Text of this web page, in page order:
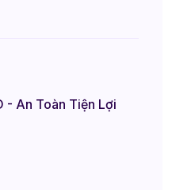
- An Toàn Tiện Lợi